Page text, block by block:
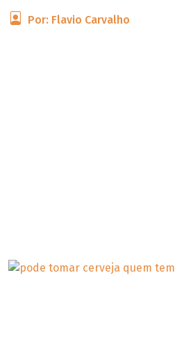
Por: Flavio Carvalho